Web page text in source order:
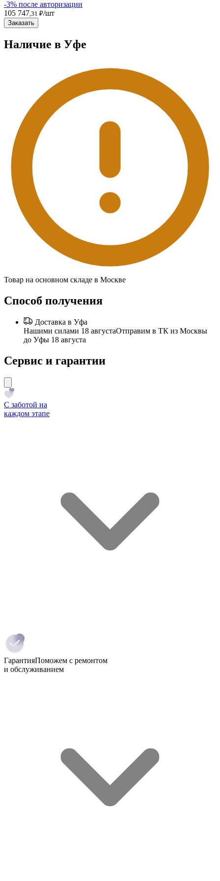
-3% после авторизации
105 747,31 ₽/шт
Заказать
Наличие в Уфe
Товар на основном складе в Москве
Способ получения
Доставка в Уфа
Нашими силами 18 августаОтправим в ТК из Москвы
до Уфы 18 августа
Сервис и гарантии
С заботой на
каждом этапе
ГарантияПоможем с ремонтом
и обслуживанием